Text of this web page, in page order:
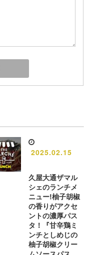
2025.02.15
久屋大通ザマル
シェのランチメ
ニュー!柚子胡椒
の香りがアクセ
ントの濃厚パス
タ！『甘辛鶏ミ
ンチとしめじの
柚子胡椒クリー